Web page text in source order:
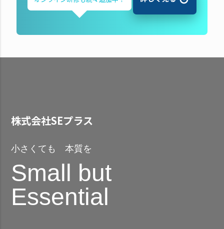
株式会社SEプラス
小さくても 本質を
Small but
Essential